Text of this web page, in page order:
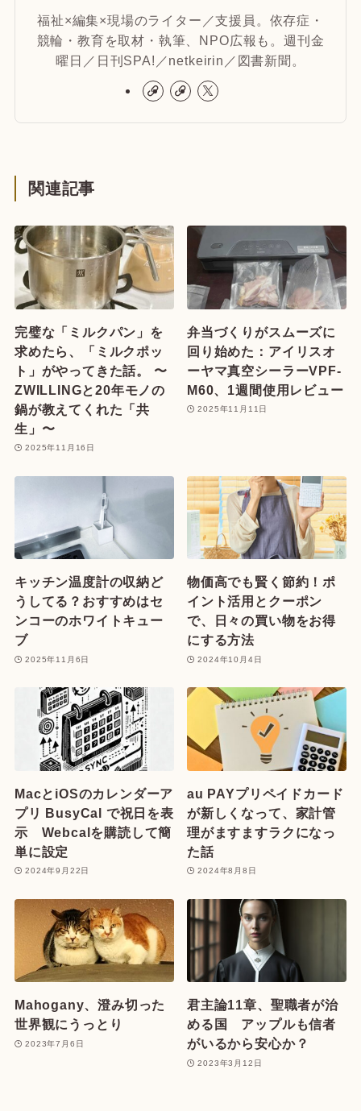
福祉×編集×現場のライター／支援員。依存症・
競輪・教育を取材・執筆、NPO広報も。週刊金
曜日／日刊SPA!／netkeirin／図書新聞。
関連記事
完璧な「ミルクパン」を
求めたら、「ミルクポッ
ト」がやってきた話。 〜
ZWILLINGと20年モノの
鍋が教えてくれた「共
生」〜
2025年11月16日
弁当づくりがスムーズに
回り始めた：アイリスオ
ーヤマ真空シーラーVPF-
M60、1週間使用レビュー
2025年11月11日
キッチン温度計の収納ど
うしてる？おすすめはセ
ンコーのホワイトキュー
ブ
2025年11月6日
物価高でも賢く節約！ポ
イント活用とクーポン
で、日々の買い物をお得
にする方法
2024年10月4日
MacとiOSのカレンダーア
プリ BusyCal で祝日を表
示 Webcalを購読して簡
単に設定
2024年9月22日
au PAYプリペイドカード
が新しくなって、家計管
理がますますラクになっ
た話
2024年8月8日
Mahogany、澄み切った
世界観にうっとり
2023年7月6日
君主論11章、聖職者が治
める国 アップルも信者
がいるから安心か？
2023年3月12日